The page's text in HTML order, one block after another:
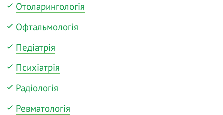
Отоларингологія
Офтальмологія
Педіатрія
Психіатрія
Радіологія
Ревматологія